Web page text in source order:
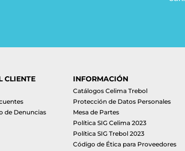
CLIENTE
de Denuncias
INFORMACIÓN
Catálogos Celima Trebol
Protección de Datos Personales
Mesa de Partes
Política SIG Celima 2023
Política SIG Trebol 2023
Código de Ética para Proveedores